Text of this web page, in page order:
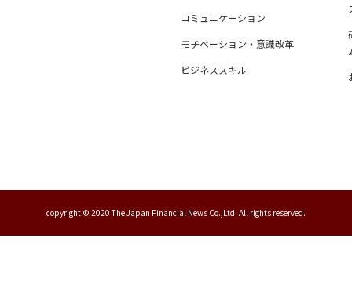
コミュニケーション
モチベーション・意識改革
ビジネススキル
copyright © 2020 The Japan Financial News Co.,Ltd. All rights reserved.